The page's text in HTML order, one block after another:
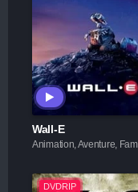
Wall-E
DVDRIP